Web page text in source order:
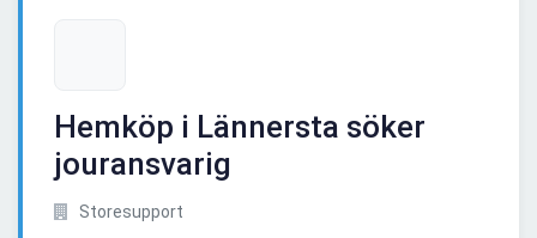
Hemköp i Lännersta söker
jouransvarig
Storesupport